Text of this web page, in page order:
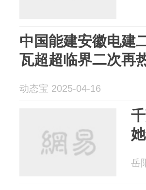
中国能建安徽电建
瓦超超临界二次再
动态宝 2025-04-16
岳